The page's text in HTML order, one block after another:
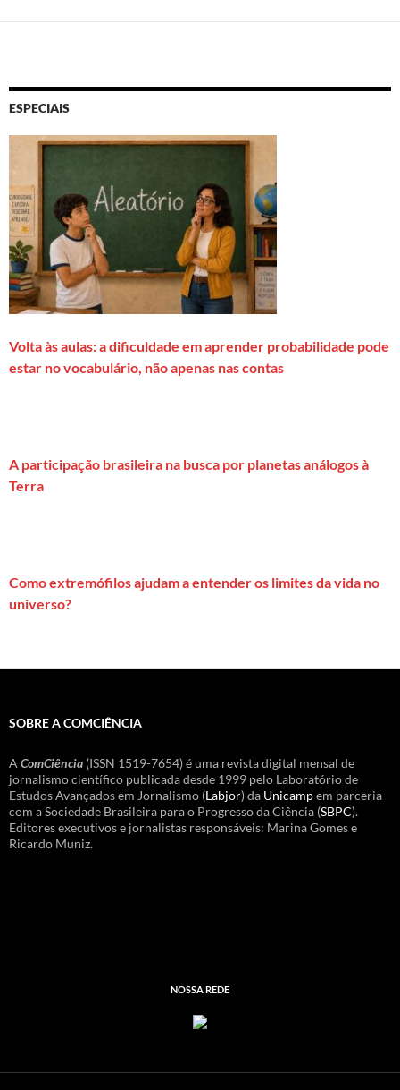
ESPECIAIS
Volta às aulas: a dificuldade em aprender probabilidade pode
estar no vocabulário, não apenas nas contas
A participação brasileira na busca por planetas análogos à
Terra
Como extremófilos ajudam a entender os limites da vida no
universo?
SOBRE A COMCIÊNCIA
A ComCiência (ISSN 1519-7654) é uma revista digital mensal de
jornalismo científico publicada desde 1999 pelo Laboratório de
Estudos Avançados em Jornalismo (Labjor) da Unicampem parceria
com a Sociedade Brasileira para o Progresso da Ciência (SBPC).
Editores executivos e jornalistas responsáveis: Marina Gomes e
Ricardo Muniz.
NOSSA REDE